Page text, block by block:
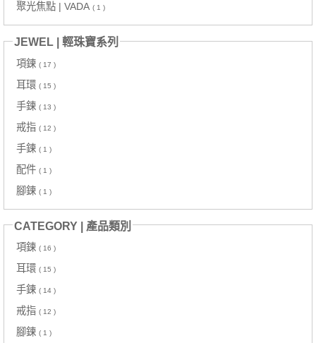
聚光焦點 | VADA ( 1 )
JEWEL | 輕珠寶系列
項鍊 ( 17 )
耳環 ( 15 )
手鍊 ( 13 )
戒指 ( 12 )
手鍊 ( 1 )
配件 ( 1 )
腳鍊 ( 1 )
CATEGORY | 產品類別
項鍊 ( 16 )
耳環 ( 15 )
手鍊 ( 14 )
戒指 ( 12 )
腳鍊 ( 1 )